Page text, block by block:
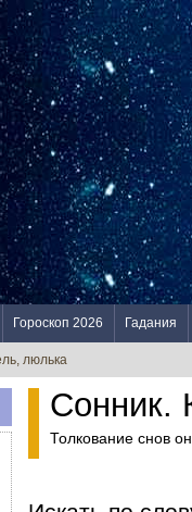
Гороскоп 2026 Гадания
люлька
Толкование снов